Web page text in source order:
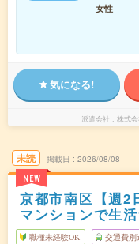
女性
気になる!
派遣会社 株式
未読
NEW
掲載日 2026/08/08
京都市南区【週2
マンションで生
職種未経験OK 交通費別